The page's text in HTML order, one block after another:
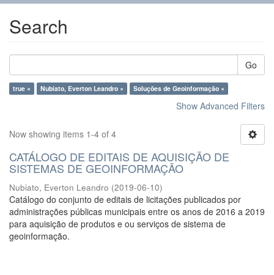
Search
Go
true × Nubiato, Everton Leandro × Soluções de Geoinformação ×
Show Advanced Filters
Now showing items 1-4 of 4
CATÁLOGO DE EDITAIS DE AQUISIÇÃO DE
SISTEMAS DE GEOINFORMAÇÃO
Nubiato, Everton Leandro (2019-06-10)
Catálogo do conjunto de editais de licitações publicados por
administrações públicas municipais entre os anos de 2016 a 2019
para aquisição de produtos e ou serviços de sistema de
geoinformação.